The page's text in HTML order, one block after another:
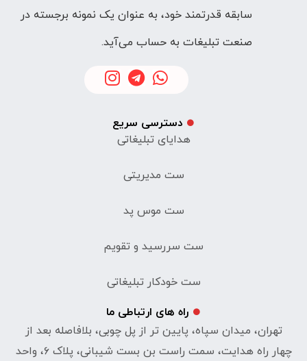
سابقه قدرتمند خود، به عنوان یک نمونه برجسته در
صنعت تبلیغات به حساب می‌آید.
دسترسی سریع
هدایای تبلیغاتی
ست مدیریتی
ست موس پد
ست سررسید و تقویم
ست خودکار تبلیغاتی
راه های ارتباطی ما
تهران، میدان سپاه، پایین تر از پل چوبی، بلافاصله بعد از
چهار راه هدایت، سمت راست بن بست شیبانی، پلاک ۶، واحد